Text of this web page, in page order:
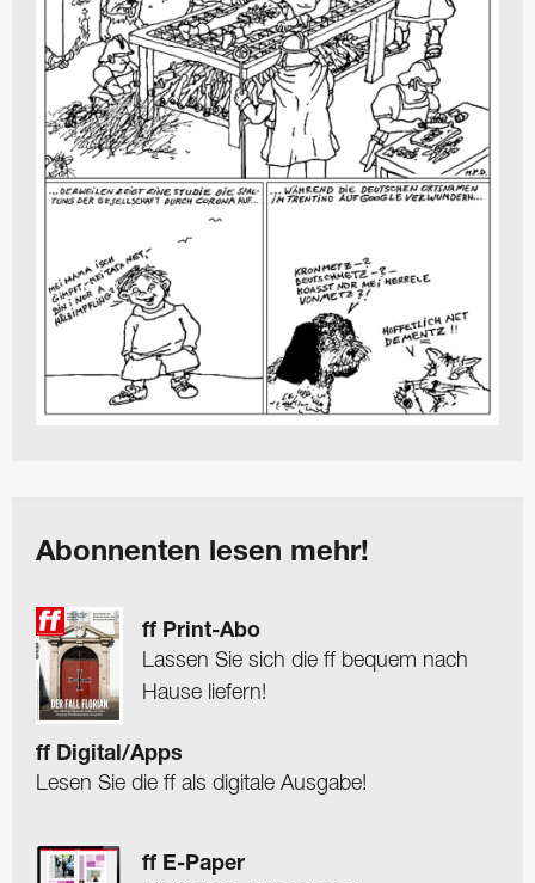
Abonnenten lesen mehr!
ff Print-Abo
Lassen Sie sich die ff bequem nach
Hause liefern!
ff Digital/Apps
Lesen Sie die ff als digitale Ausgabe!
ff E-Paper